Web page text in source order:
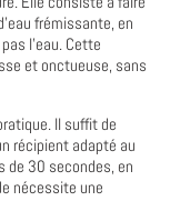
frémissante, en
l'eau. Cette
et onctueuse, sans
Il suffit de
récipient adapté au
de 30 secondes, en
nécessite une